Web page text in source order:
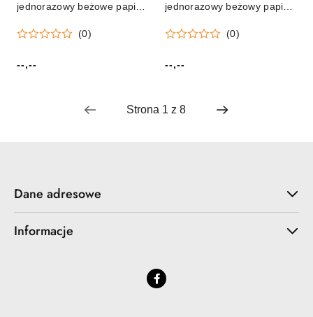
jednorazowy beżowe papier
(TPP102-013)(0)
Cena:
--,--
jednorazowy beżowy papier
(TPP90-013) (0)
Cena:
--,--
Dane adresowe
Informacje